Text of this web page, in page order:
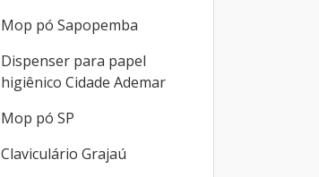
Mop pó Sapopemba
Dispenser para papel
higiênico Cidade Ademar
Mop pó SP
Claviculário Grajaú